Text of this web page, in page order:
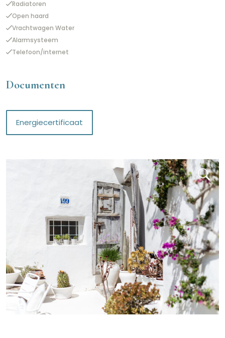
Radiatoren
Open haard
Vrachtwagen Water
Alarmsysteem
Telefoon/internet
Documenten
Energiecertificaat